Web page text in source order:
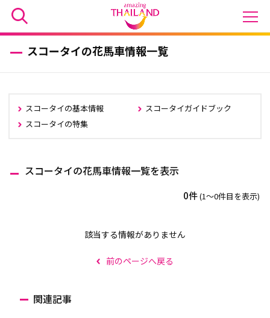
スコータイの花馬車情報一覧
スコータイの基本情報
スコータイガイドブック
スコータイの特集
スコータイの花馬車情報一覧を表示
0件(1〜0件目を表示)
該当する情報がありません
前のページへ戻る
関連記事